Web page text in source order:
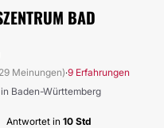
BAD
Meinungen)·9 Erfahrungen
Baden-Württemberg
Antwortet in 10 Std